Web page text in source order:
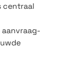
centraal